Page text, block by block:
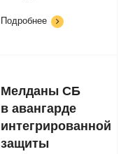
Подробнее
Мелданы СБ
в авангарде
интегрированной
защиты